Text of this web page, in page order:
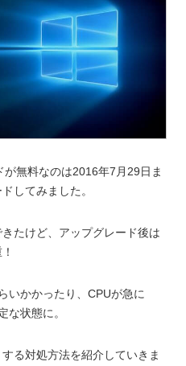
無料なのは2016年7月29日ま
してみました。
たけど、アップグレード後は
いかかったり、CPUが急に
な状態に。
る対処方法を紹介していきま